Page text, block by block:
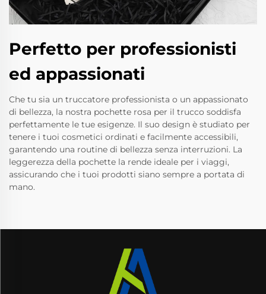
Perfetto per professionisti
ed appassionati
Che tu sia un truccatore professionista o un appassionato
di bellezza, la nostra pochette rosa per il trucco soddisfa
perfettamente le tue esigenze. Il suo design è studiato per
tenere i tuoi cosmetici ordinati e facilmente accessibili,
garantendo una routine di bellezza senza interruzioni. La
leggerezza della pochette la rende ideale per i viaggi,
assicurando che i tuoi prodotti siano sempre a portata di
mano.